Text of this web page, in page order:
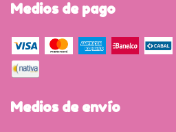
Medios de pago
Medios de envío